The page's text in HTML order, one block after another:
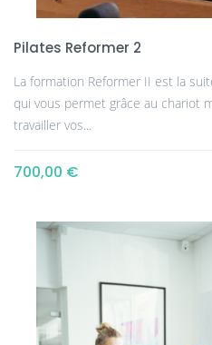
Pilates Reformer 2
La formation Reformer II est la
qui vous permet grâce au chariot
travailler vos...
700,00 €